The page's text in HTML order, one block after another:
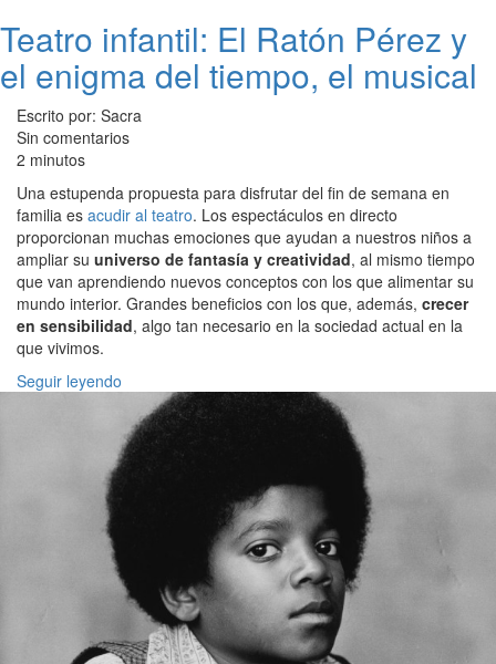
Teatro infantil: El Ratón Pérez y
el enigma del tiempo, el musical
Escrito por: Sacra
Sin comentarios
2 minutos
Una estupenda propuesta para disfrutar del fin de semana en
familia es acudir al teatro. Los espectáculos en directo
proporcionan muchas emociones que ayudan a nuestros niños a
ampliar su universo de fantasía y creatividad, al mismo tiempo
que van aprendiendo nuevos conceptos con los que alimentar su
mundo interior. Grandes beneficios con los que, además, crecer
en sensibilidad, algo tan necesario en la sociedad actual en la
que vivimos.
Seguir leyendo